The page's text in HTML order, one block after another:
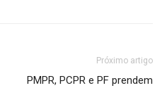
Próximo artigo
PMPR, PCPR e PF prendem